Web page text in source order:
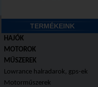
TERMÉKEINK
HAJÓK
MOTOROK
MŰSZEREK
Lowrance halradarok, gps-ek
Motorműszerek